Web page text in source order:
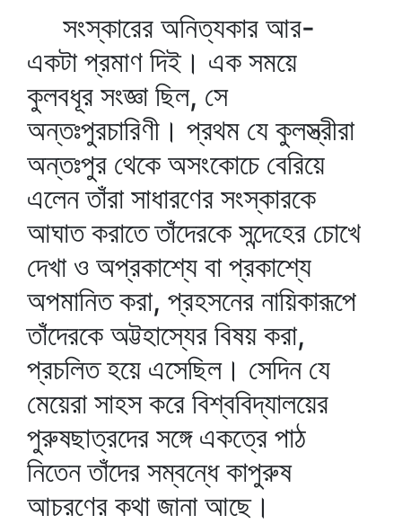
সংস্কারের অনিত্যকার আর-
একটা প্রমাণ দিই। এক সময়ে
কুলবধূর সংজ্ঞা ছিল, সে
অন্তঃপুরচারিণী। প্রথম যে কুলস্ত্রীরা
অন্তঃপুর থেকে অসংকোচে বেরিয়ে
এলেন তাঁরা সাধারণের সংস্কারকে
আঘাত করাতে তাঁদেরকে সন্দেহের চোখে
দেখা ও অপ্রকাশ্যে বা প্রকাশ্যে
অপমানিত করা, প্রহসনের নায়িকারূপে
তাঁদেরকে অট্টহাস্যের বিষয় করা,
প্রচলিত হয়ে এসেছিল। সেদিন যে
মেয়েরা সাহস করে বিশ্ববিদ্যালয়ের
পুরুষছাত্রদের সঙ্গে একত্রে পাঠ
নিতেন তাঁদের সম্বন্ধে কাপুরুষ
আচরণের কথা জানা আছে।